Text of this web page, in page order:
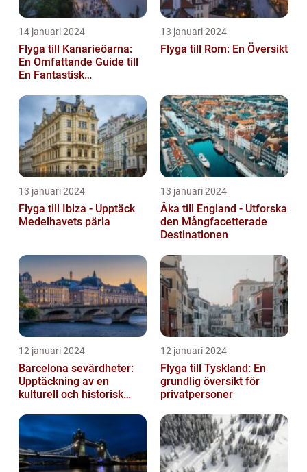
14 januari 2024
Flyga till Kanarieöarna:
En Omfattande Guide till
En Fantastisk
13 januari 2024
Flyga till Rom: En Översikt
13 januari 2024
Flyga till Ibiza - Upptäck
Medelhavets pärla
13 januari 2024
Åka till England - Utforska
den Mångfacetterade
Destinationen
12 januari 2024
Barcelona sevärdheter:
Upptäckning av en
kulturell och historisk
12 januari 2024
Flyga till Tyskland: En
grundlig översikt för
privatpersoner